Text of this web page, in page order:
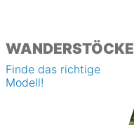
WANDERSTÖCKE
Finde das richtige
Modell!